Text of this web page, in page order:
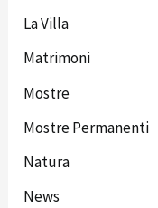
La Villa
Matrimoni
Mostre
Mostre Permanenti
Natura
News